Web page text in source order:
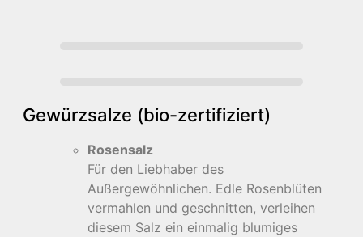
Gewürzsalze (bio-zertifiziert)
Rosensalz
Für den Liebhaber des
Außergewöhnlichen. Edle Rosenblüten
vermahlen und geschnitten, verleihen
diesem Salz ein einmalig blumiges